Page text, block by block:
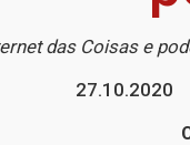
das Coisas e
27.10.2020